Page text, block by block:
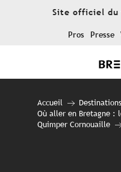
Site officiel du
Pros Presse
Accueil
Destinations
Où aller en Bretagne :
Quimper Cornouaille